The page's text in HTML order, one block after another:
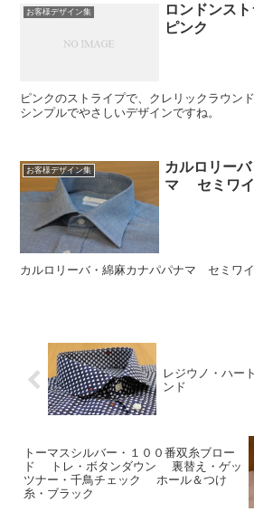
お客様デザイン集
ロンドンス
ピンク
ピンクのストライプで、クレリックラウン
シンプルでやさしいデザインですね。
お客様デザイン集
カルロリー
マ セミワ
カルロリーバ・綿麻カナパパナマ セミワ
レジウノ・ハ
ンド
トーマスシルバー・１００番双糸ブロー
ド トレ・ボタンダウン 裏替え・ゲッ
ツナー・千鳥チェック ホール＆つけ
糸・ブラック